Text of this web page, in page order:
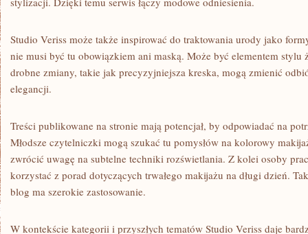
Studio Veriss może także inspirować do traktowania urody jako
nie musi być tu obowiązkiem ani maską. Może być elementem stylu
drobne zmiany, takie jak precyzyjniejsza kreska, mogą zmienić
elegancji.
Treści publikowane na stronie mają potencjał, by odpowiadać na
Młodsze czytelniczki mogą szukać tu pomysłów na kolorowy
zwrócić uwagę na subtelne techniki rozświetlania. Z kolei osoby
korzystać z porad dotyczących trwałego makijażu na długi dzień.
blog ma szerokie zastosowanie.
W kontekście kategorii i przyszłych tematów Studio Veriss daje